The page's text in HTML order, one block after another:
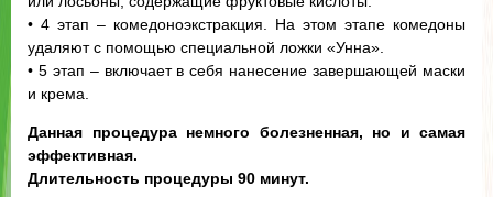
• 4 этап – комедоноэкстракция. На этом этапе комедоны
удаляют с помощью специальной ложки «Унна».
• 5 этап – включает в себя нанесение завершающей маски
и крема.
Данная процедура немного болезненная, но и самая
эффективная.
Длительность процедуры 90 минут.